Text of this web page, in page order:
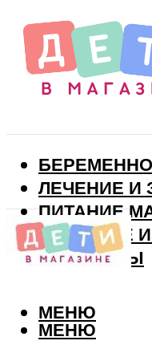
ЛЕЧЕНИЕ И
ПИТАНИЕ
РАЗВИТИЕ
ВИТАМИНЫ
МЕНЮ
МЕНЮ